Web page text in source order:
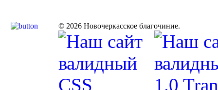
© 2026 Новочеркасское благочиние.